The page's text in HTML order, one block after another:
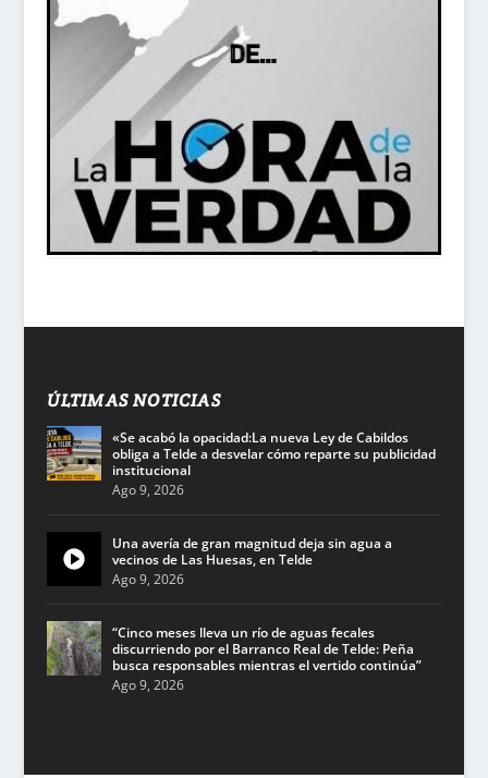
ÚLTIMAS NOTICIAS
«Se acabó la opacidad:La nueva Ley de Cabildos
obliga a Telde a desvelar cómo reparte su publicidad
institucional
Ago 9, 2026
Una avería de gran magnitud deja sin agua a
vecinos de Las Huesas, en Telde
Ago 9, 2026
“Cinco meses lleva un río de aguas fecales
discurriendo por el Barranco Real de Telde: Peña
busca responsables mientras el vertido continúa”
Ago 9, 2026